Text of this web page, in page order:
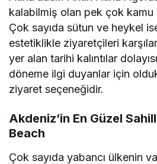
kalabilmiş olan pek çok kamu
Çok sayıda sütun ve heykel
estetiklikle ziyaretçileri
yer alan tarihi kalıntılar
döneme ilgi duyanlar için
ziyaret seçeneğidir.
Akdeniz’in En Güzel
Beach
Çok sayıda yabancı ülkenin